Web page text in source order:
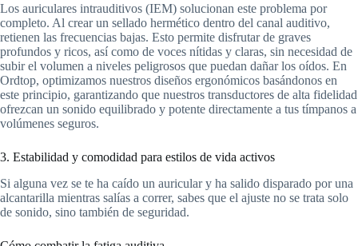
Los auriculares intrauditivos (IEM) solucionan este problema por
completo. Al crear un sellado hermético dentro del canal auditivo,
retienen las frecuencias bajas. Esto permite disfrutar de graves
profundos y ricos, así como de voces nítidas y claras, sin necesidad de
subir el volumen a niveles peligrosos que puedan dañar los oídos. En
Ordtop, optimizamos nuestros diseños ergonómicos basándonos en
este principio, garantizando que nuestros transductores de alta fidelidad
ofrezcan un sonido equilibrado y potente directamente a tus tímpanos a
volúmenes seguros.
3. Estabilidad y comodidad para estilos de vida activos
Si alguna vez se te ha caído un auricular y ha salido disparado por una
alcantarilla mientras salías a correr, sabes que el ajuste no se trata solo
de sonido, sino también de seguridad.